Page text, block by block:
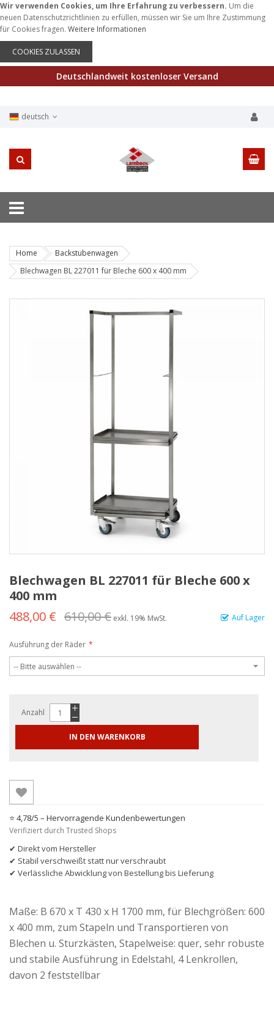
Wir verwenden Cookies, um Ihre Erfahrung zu verbessern. Um die
neuen Datenschutzrichtlinien zu erfüllen, müssen wir Sie um Ihre Zustimmung
für Cookies fragen. Weitere Informationen
COOKIES ZULASSEN
Deutschlandweit kostenloser Versand
deutsch
Home
Backstubenwagen
Blechwagen BL 227011 für Bleche 600 x 400 mm
Blechwagen BL 227011 für Bleche 600 x
400 mm
Auf Lager
488,00 € 610,00 € exkl. 19% MwSt.
Ausführung der Räder
Anzahl
IN DEN WARENKORB
⭐ 4,78/5 – Hervorragende Kundenbewertungen
Verifiziert durch Trusted Shops
✔ Direkt vom Hersteller
✔ Stabil verschweißt statt nur verschraubt
✔ Verlässliche Abwicklung von Bestellung bis Lieferung
Maße: B 670 x T 430 x H 1700 mm, für Blechgrößen: 600
x 400 mm, zum Stapeln und Transportieren von
Blechen u. Sturzkästen, Stapelweise: quer, sehr robuste
und stabile Ausführung in Edelstahl, 4 Lenkrollen,
davon 2 feststellbar